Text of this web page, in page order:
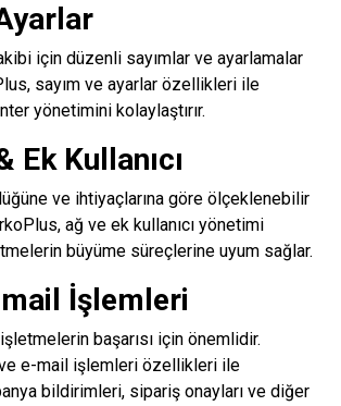
için düzenli sayımlar ve ayarlamalar
sayım ve ayarlar özellikleri ile
yönetimini kolaylaştırır.
Ek Kullanıcı
ve ihtiyaçlarına göre ölçeklenebilir
ağ ve ek kullanıcı yönetimi
büyüme süreçlerine uyum sağlar.
İşlemleri
başarısı için önemlidir.
e-mail işlemleri özellikleri ile
bildirimleri, sipariş onayları ve diğer